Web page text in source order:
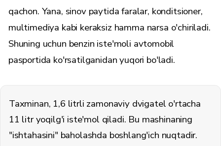
qachon. Yana, sinov paytida faralar, konditsioner,
multimediya kabi keraksiz hamma narsa o'chiriladi.
Shuning uchun benzin iste'moli avtomobil
pasportida ko'rsatilganidan yuqori bo'ladi.
Taxminan, 1,6 litrli zamonaviy dvigatel o'rtacha
11 litr yoqilg'i iste'mol qiladi. Bu mashinaning
"ishtahasini" baholashda boshlang'ich nuqtadir.